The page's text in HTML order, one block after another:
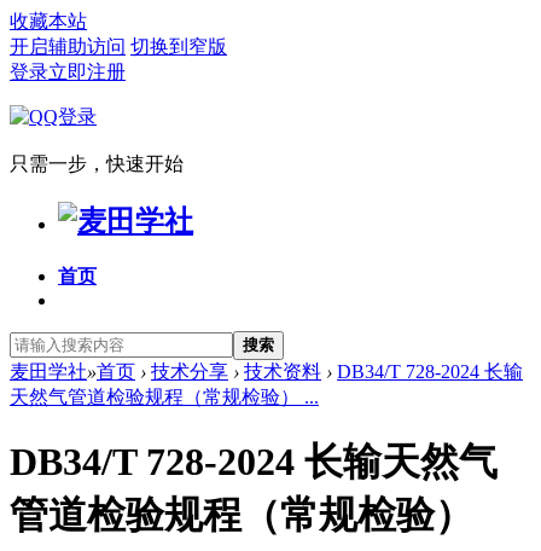
收藏本站
开启辅助访问 切换到窄版
登录立即注册
只需一步，快速开始
首页
搜索
麦田学社»首页 › 技术分享 › 技术资料 › DB34/T 728-2024 长输
天然气管道检验规程（常规检验） ...
DB34/T 728-2024 长输天然气
管道检验规程（常规检验）